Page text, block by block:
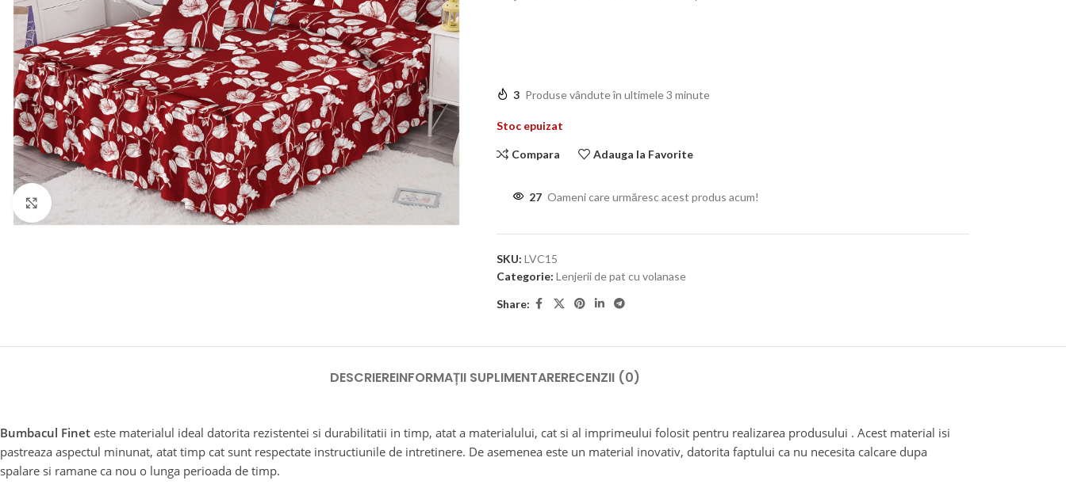
Click to enlarge
3 Produse vândute în ultimele 3 minute
Stoc epuizat
Compara Adauga la Favorite
27 Oameni care urmăresc acest produs acum!
SKU: LVC15
Categorie: Lenjerii de pat cu volanase
Share:
DESCRIEREINFORMAȚII SUPLIMENTARERECENZII (0)
Bumbacul Finet este materialul ideal datorita rezistentei si durabilitatii in timp, atat a materialului, cat si al imprimeului folosit pentru realizarea produsului . Acest material isi
pastreaza aspectul minunat, atat timp cat sunt respectate instructiunile de intretinere. De asemenea este un material inovativ, datorita faptului ca nu necesita calcare dupa
spalare si ramane ca nou o lunga perioada de timp.